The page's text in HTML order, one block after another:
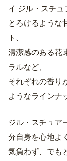
イ ジル・スチュ
とろけるような
ト、
清潔感のある花
ラルなど、
それぞれの香り
ようなラインナ
ジル・スチュア
分自身を心地よ
気負わず、でも